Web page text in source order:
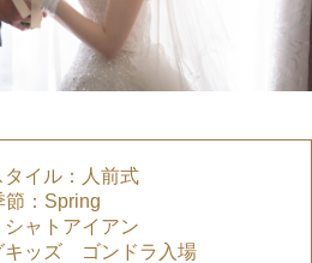
タイル：人前式
節：Spring
シャトアイアン
キッズ ゴンドラ入場